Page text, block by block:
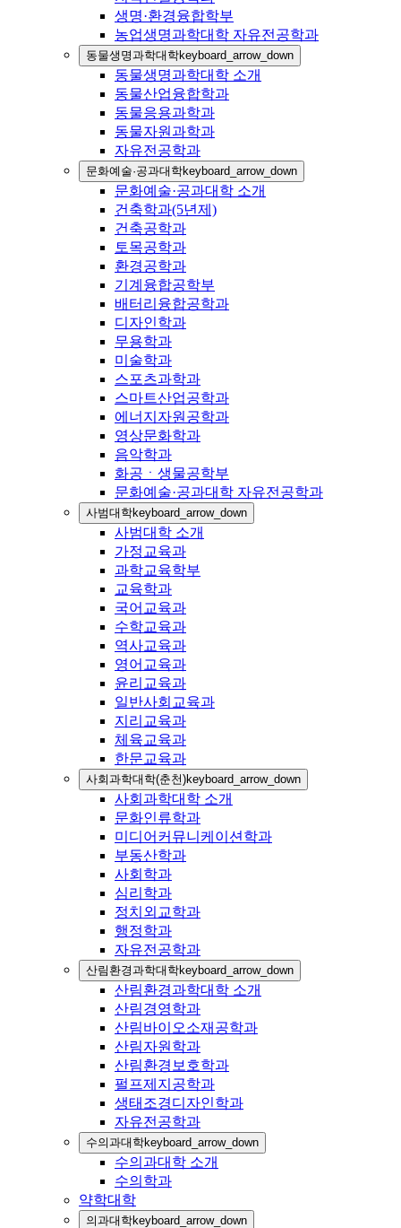
생명·환경융합학부
농업생명과학대학 자유전공학과
동물생명과학대학keyboard_arrow_down
동물생명과학대학 소개
동물산업융합학과
동물응용과학과
동물자원과학과
자유전공학과
문화예술·공과대학keyboard_arrow_down
문화예술·공과대학 소개
건축학과(5년제)
건축공학과
토목공학과
환경공학과
기계융합공학부
배터리융합공학과
디자인학과
무용학과
미술학과
스포츠과학과
스마트산업공학과
에너지자원공학과
영상문화학과
음악학과
화공ㆍ생물공학부
문화예술·공과대학 자유전공학과
사범대학keyboard_arrow_down
사범대학 소개
가정교육과
과학교육학부
교육학과
국어교육과
수학교육과
역사교육과
영어교육과
윤리교육과
일반사회교육과
지리교육과
체육교육과
한문교육과
사회과학대학(춘천)keyboard_arrow_down
사회과학대학 소개
문화인류학과
미디어커뮤니케이션학과
부동산학과
사회학과
심리학과
정치외교학과
행정학과
자유전공학과
산림환경과학대학keyboard_arrow_down
산림환경과학대학 소개
산림경영학과
산림바이오소재공학과
산림자원학과
산림환경보호학과
펄프제지공학과
생태조경디자인학과
자유전공학과
수의과대학keyboard_arrow_down
수의과대학 소개
수의학과
약학대학
의과대학keyboard_arrow_down